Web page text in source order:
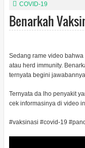
COVID-19
Benarkah
Sedang rame video
atau herd immunity.
ternyata begini
Ternyata da lho penyakit
cek informasinya di video
#vaksinasi #covid-19